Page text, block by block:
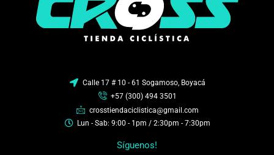
Calle 17 # 10 - 61 Sogamoso, Boyacá
+57 (300) 494 3501
crosstiendaciclistica@gmail.com
Lun - Sab: 9:00 - 1pm / 2:30pm - 7:30pm
Síguenos!